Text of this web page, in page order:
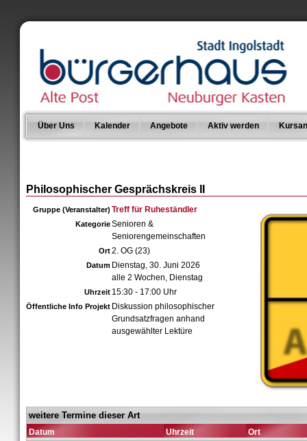
Über Uns Kalender Angebote Aktiv werden
Philosophischer Gesprächskreis II
Gruppe (Veranstalter) Treff für Ruheständler
KategorieSenioren &
Seniorengemeinschaften
Ort2. OG (23)
Datum Dienstag, 30. Juni 2026
alle 2 Wochen, Dienstag
Uhrzeit 15:30 - 17:00 Uhr
Öffentliche Info Projekt Diskussion philosophischer
Grundsatzfragen anhand
ausgewählter Lektüre
weitere Termine dieser Art
Datum Uhrzeit
Ort